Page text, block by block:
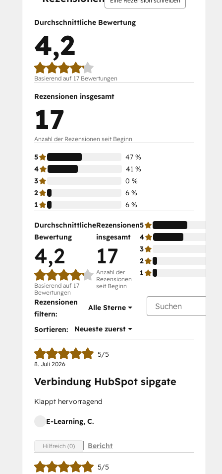
Durchschnittliche Bewertung
4,2
Basierend auf 17 Bewertungen
Rezensionen insgesamt
17
Anzahl der Rezensionen seit Beginn
5
47 %
4
41 %
3
0 %
2
6 %
1
6 %
Durchschnittliche
Bewertung
4,2
Basierend auf 17
Bewertungen
Rezensionen
insgesamt
17
Anzahl der
Rezensionen
seit Beginn
5
4
3
2
1
Rezensionen
filtern:
Alle Sterne
Sortieren: Neueste zuerst
5/5
8. Juli 2026
Verbindung HubSpot sipgate
Klappt hervorragend
E-Learning, C.
Hilfreich (0) Bericht
5/5